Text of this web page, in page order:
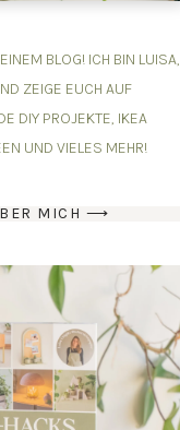
BLOG! ICH BIN LUISA,
ZEIGE EUCH AUF
DIY PROJEKTE, IKEA
UND VIELES MEHR!
MICH ⟶